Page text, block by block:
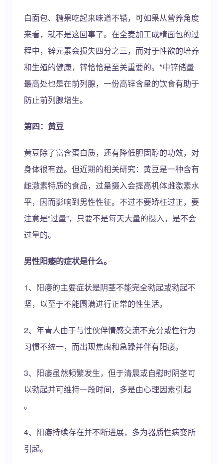
白面包、糖果吃起来味道不错，可如果从营养角度
来看，就不是这回事了。在全麦加工成精面包的过
程中，锌元素会损失四分之三，而对于性欲的培养
和生殖的健康，锌恰恰是至关重要的。*中锌储量
最高处也是在前列腺，一份高锌含量的饮食有助于
防止前列腺增生。
第四：黄豆
黄豆除了富含蛋白质，还有降低胆固醇的功效，对
身体很有益。但近期的相关研究：黄豆是一种含有
雌激素特质的食品，过量摄入会提高机体雌激素水
平，因而影响到男性性征。不过不要矫枉过正，要
注意是“过量”，只要不是每天大量的摄入，是不会
过量的。
男性阳痿的症状是什么。
1、阳痿的主要症状是阴茎不能完全勃起或勃起不
坚，以至于不能圆满进行正常的性生活。
2、年青人由于与性伙伴情感交流不充分或性行为
习惯不统一，而出现焦虑和急躁并伴有阳痿。
3、阳痿虽然频繁发生，但于清晨或自慰时阴茎可
以勃起并可维持一段时间，多是由心理因素引起
。
4、阳痿持续存在并不断进展，多为器质性病变所
引起。